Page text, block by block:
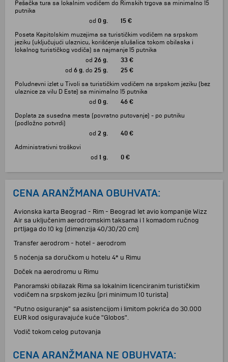
Pešačka tura sa lokalnim vodičem do Rimskih trgova sa minimalno 15
putnika
od 0 g.
15 €
Poseta Kapitolskim muzejima sa turističkim vodičem na srpskom
jeziku (uključujući ulaznicu, korišćenje slušalica tokom obilaska i
lokalnog turističkog vodiča) sa najmanje 15 putnika
od 26 g.
33 €
od 6 g.do 25 g.
25 €
Poludnevni izlet u Tivoli sa turističkim vodičem na srpskom jeziku (bez
ulaznice za vilu D Este) sa minimalno 15 putnika
od 0 g.
46 €
Doplata za susedna mesta (povratno putovanje) - po putniku
(podložno potvrdi)
od 2 g.
40 €
Administrativni troškovi
od 1 g. 0 €
CENA ARANŽMANA OBUHVATA:
Avionska karta Beograd - Rim - Beograd let avio kompanije Wizz
Air sa uključenim aerodromskim taksama i 1 komadom ručnog
prtljaga do 10 kg (dimenzija 40/30/20 cm)
Transfer aerodrom - hotel - aerodrom
5 noćenja sa doručkom u hotelu 4* u Rimu
Doček na aerodromu u Rimu
Panoramski obilazak Rima sa lokalnim licenciranim turističkim
vodičem na srpskom jeziku (pri minimum 10 turista)
"Putno osiguranje" sa asistencijom i limitom pokrića do 30.000
EUR kod osiguravajuće kuće "Globos".
Vodič tokom celog putovanja
CENA ARANŽMANA NE OBUHVATA: